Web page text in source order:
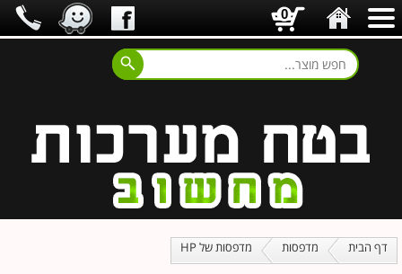
דף הבית מדפסות מדפסות של HP
0